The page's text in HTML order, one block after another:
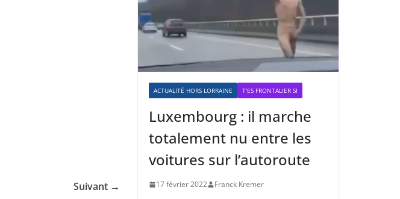
Suivant →
ACTUALITÉ HORS LORRAINE T'ES FRONTALIER SI
Luxembourg : il marche
totalement nu entre les
voitures sur l’autoroute
17 février 2022 Franck Kremer